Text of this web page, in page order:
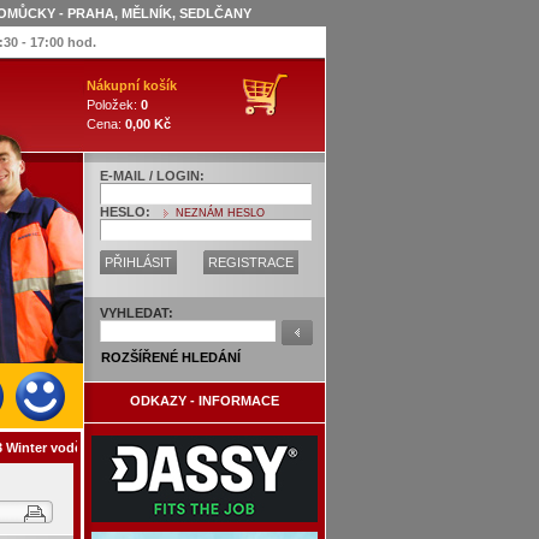
- PRAHA, MĚLNÍK, SEDLČANY
- 17:00 hod.
Winter voděodolná - šedá/černá
Nákupní košík
Položek: 0
Cena: 0,00 Kč
E-MAIL / LOGIN:
HESLO: NEZNÁM HESLO
PŘIHLÁSIT REGISTRACE
VYHLEDAT:
ROZŠÍŘENÉ HLEDÁNÍ
ODKAZY - INFORMACE